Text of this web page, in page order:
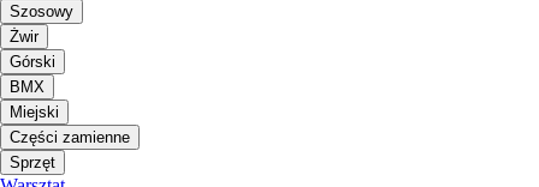
Szosowy
Żwir
Górski
BMX
Miejski
Części zamienne
Sprzęt